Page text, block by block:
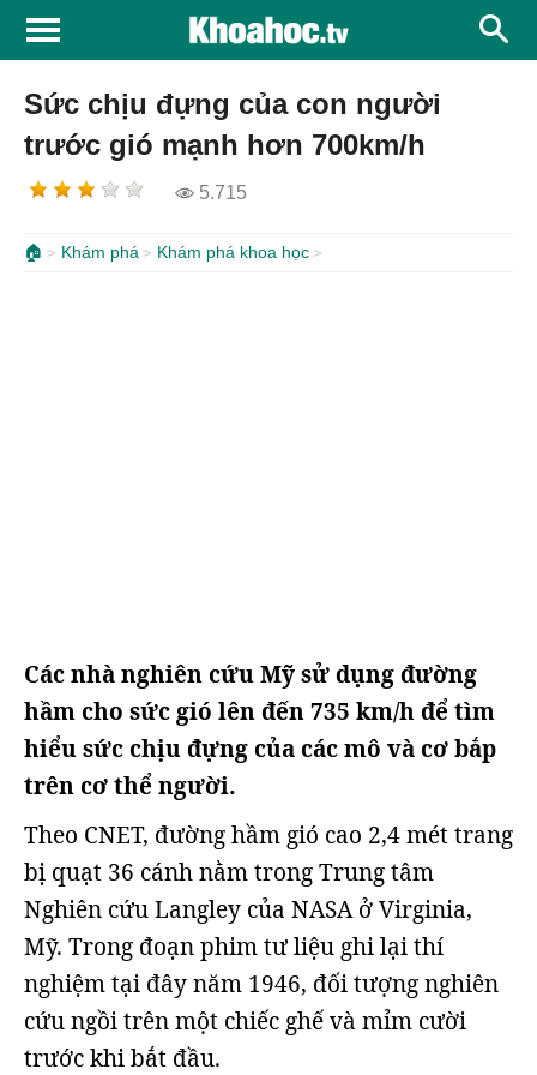
Sức chịu đựng của con người
trước gió mạnh hơn 700km/h
5.715
🏠 Khám phá Khám phá khoa học
Các nhà nghiên cứu Mỹ sử dụng đường
hầm cho sức gió lên đến 735 km/h để tìm
hiểu sức chịu đựng của các mô và cơ bắp
trên cơ thể người.
Theo CNET, đường hầm gió cao 2,4 mét trang
bị quạt 36 cánh nằm trong Trung tâm
Nghiên cứu Langley của NASA ở Virginia,
Mỹ. Trong đoạn phim tư liệu ghi lại thí
nghiệm tại đây năm 1946, đối tượng nghiên
cứu ngồi trên một chiếc ghế và mỉm cười
trước khi bắt đầu.